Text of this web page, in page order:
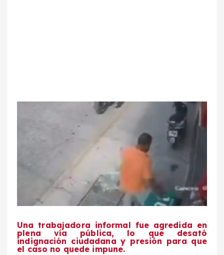
Una trabajadora informal fue agredida en
plena vía pública, lo que desató
indignación ciudadana y presión para que
el caso no quede impune.